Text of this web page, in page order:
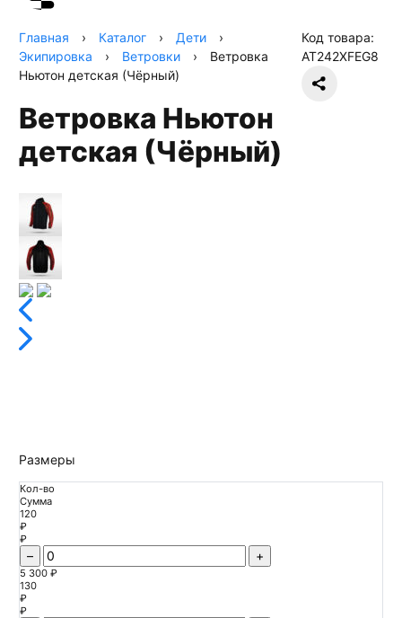
Главная › Каталог › Дети
›
Экипировка
› Ветровки ›
Ветровка
Ньютон детская (Чёрный)
Код товара:
AT242XFEG8
Ветровка Ньютон
детская (Чёрный)
Размеры
Кол-во
Сумма
120
₽
₽
– +
5 300 ₽
130
₽
₽